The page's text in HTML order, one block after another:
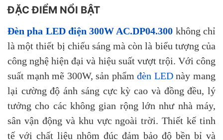
ĐẶC ĐIỂM NỔI BẬT
Đèn pha LED điện 300W AC.DP04.300 không chỉ
là một thiết bị chiếu sáng mà còn là biểu tượng của
công nghệ hiện đại và hiệu suất vượt trội. Với công
suất mạnh mẽ 300W, sản phẩmđèn LEDnày mang
lại cường độ ánh sáng cực kỳ cao và đồng đều, lý
tưởng cho các không gian rộng lớn như nhà máy,
sân vận động và khu vực ngoài trời. Thiết kế tinh
tế với chất liệu nhôm đúc đảm bảo độ bền bỉ và